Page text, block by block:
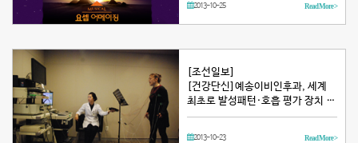
2013-10-25 Read More >
[조선일보]
[건강단신]예송이비인후과, 세계
최초로 발성패턴·호흡 평가 장치 …
2013-10-23 Read More >